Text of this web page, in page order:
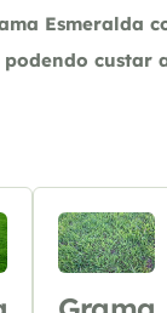
Esmeralda
custar